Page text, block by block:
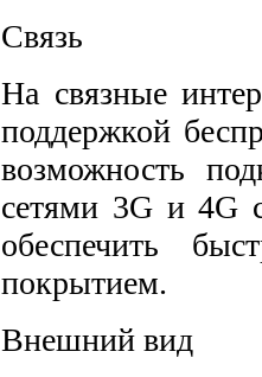
Связь
На связные
поддержкой
возможность
сетями 3G и 4G
обеспечить
покрытием.
Внешний вид